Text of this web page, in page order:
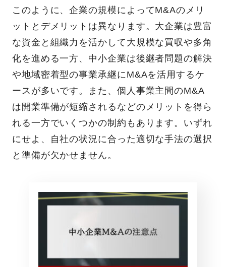
このように、企業の規模によってM&Aのメリ
ットとデメリットは異なります。大企業は豊富
な資金と組織力を活かして大規模な買収や多角
化を進める一方、中小企業は後継者問題の解決
や地域密着型の事業承継にM&Aを活用するケ
ースが多いです。また、個人事業主間のM&A
は開業準備が短縮されるなどのメリットを得ら
れる一方でいくつかの制約もあります。いずれ
にせよ、自社の状況に合った適切な手法の選択
と準備が欠かせません。